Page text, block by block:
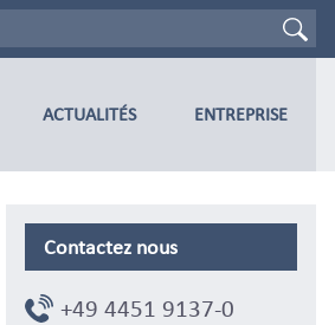
ACTUALITÉS ENTREPRISE
Contactez nous
+49 4451 9137-0